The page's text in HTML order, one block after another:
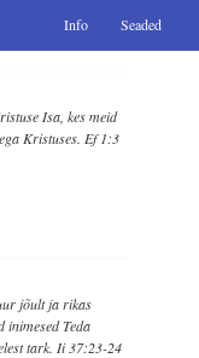
Info Seaded
Isa, kes meid
Kristuses. Ef 1:3
jõult ja rikas
inimesed Teda
tark. Ii 37:23-24